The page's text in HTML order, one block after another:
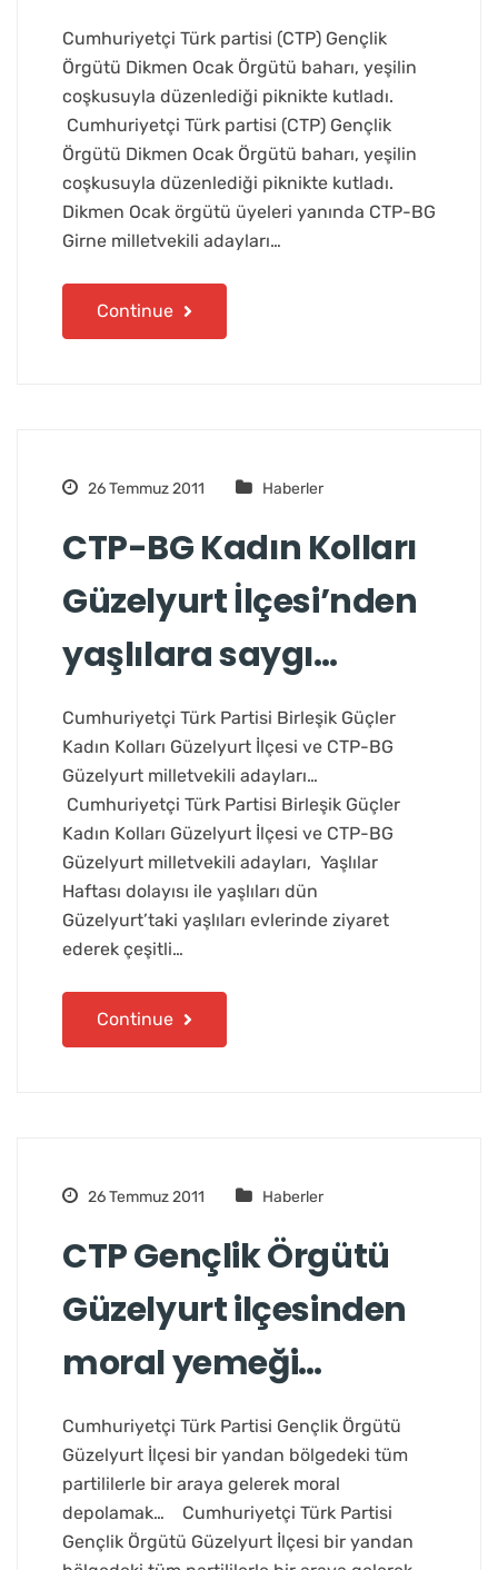
Cumhuriyetçi Türk partisi (CTP) Gençlik
Örgütü Dikmen Ocak Örgütü baharı, yeşilin
coşkusuyla düzenlediği piknikte kutladı.
Cumhuriyetçi Türk partisi (CTP) Gençlik
Örgütü Dikmen Ocak Örgütü baharı, yeşilin
coşkusuyla düzenlediği piknikte kutladı.
Dikmen Ocak örgütü üyeleri yanında CTP-BG
Girne milletvekili adayları…
Continue
26 Temmuz 2011 Haberler
CTP-BG Kadın Kolları
Güzelyurt İlçesi’nden
yaşlılara saygı…
Cumhuriyetçi Türk Partisi Birleşik Güçler
Kadın Kolları Güzelyurt İlçesi ve CTP-BG
Güzelyurt milletvekili adayları…
Cumhuriyetçi Türk Partisi Birleşik Güçler
Kadın Kolları Güzelyurt İlçesi ve CTP-BG
Güzelyurt milletvekili adayları, Yaşlılar
Haftası dolayısı ile yaşlıları dün
Güzelyurt’taki yaşlıları evlerinde ziyaret
ederek çeşitli…
Continue
26 Temmuz 2011 Haberler
CTP Gençlik Örgütü
Güzelyurt ilçesinden
moral yemeği…
Cumhuriyetçi Türk Partisi Gençlik Örgütü
Güzelyurt İlçesi bir yandan bölgedeki tüm
partililerle bir araya gelerek moral
depolamak… Cumhuriyetçi Türk Partisi
Gençlik Örgütü Güzelyurt İlçesi bir yandan